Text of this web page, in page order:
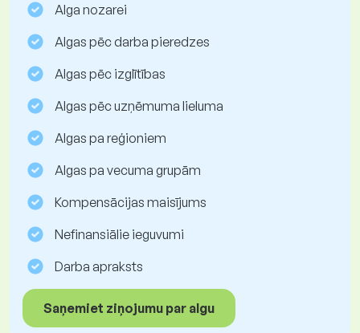
Alga nozarei
Algas pēc darba pieredzes
Algas pēc izglītības
Algas pēc uzņēmuma lieluma
Algas pa reģioniem
Algas pa vecuma grupām
Kompensācijas maisījums
Nefinansiālie ieguvumi
Darba apraksts
Saņemiet ziņojumu par algu